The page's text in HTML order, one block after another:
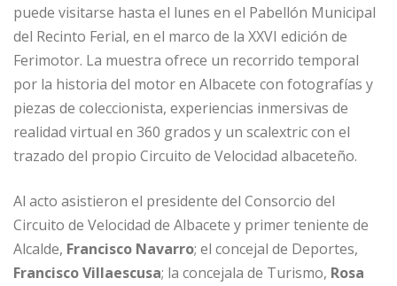
puede visitarse hasta el lunes en el Pabellón Municipal
del Recinto Ferial, en el marco de la XXVI edición de
Ferimotor. La muestra ofrece un recorrido temporal
por la historia del motor en Albacete con fotografías y
piezas de coleccionista, experiencias inmersivas de
realidad virtual en 360 grados y un scalextric con el
trazado del propio Circuito de Velocidad albaceteño.
Al acto asistieron el presidente del Consorcio del
Circuito de Velocidad de Albacete y primer teniente de
Alcalde, Francisco Navarro; el concejal de Deportes,
Francisco Villaescusa; la concejala de Turismo, Rosa